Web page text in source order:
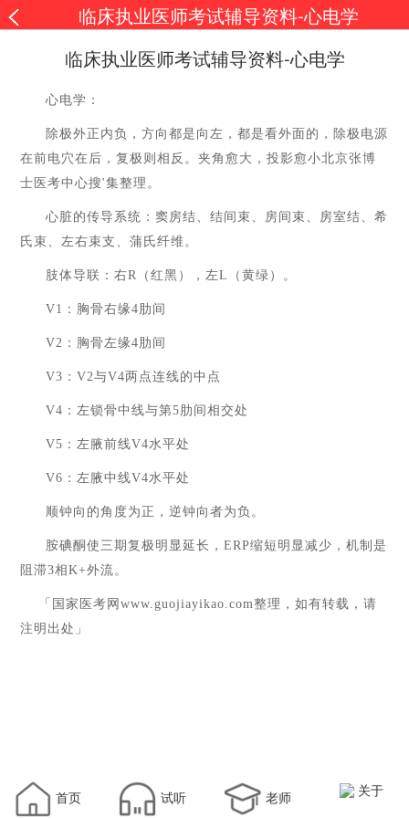
临床执业医师考试辅导资料-心电学
临床执业医师考试辅导资料-心电学
心电学：
除极外正内负，方向都是向左，都是看外面的，除极电源
在前电穴在后，复极则相反。夹角愈大，投影愈小北京张博
士医考中心搜'集整理。
心脏的传导系统：窦房结、结间束、房间束、房室结、希
氏束、左右束支、蒲氏纤维。
肢体导联：右R （红黑），左L （黄绿）。
V1 ：胸骨右缘4肋间
V2 ：胸骨左缘4肋间
V3 ：V2与V4两点连线的中点
V4 ：左锁骨中线与第5肋间相交处
V5 ：左腋前线V4水平处
V6 ：左腋中线V4水平处
顺钟向的角度为正，逆钟向者为负。
胺碘酮使三期复极明显延长，ERP缩短明显减少，机制是
阻滞3相K+外流。
「国家医考网www.guojiayikao.com整理，如有转载，请
注明出处」
首页 试听 老师 关于